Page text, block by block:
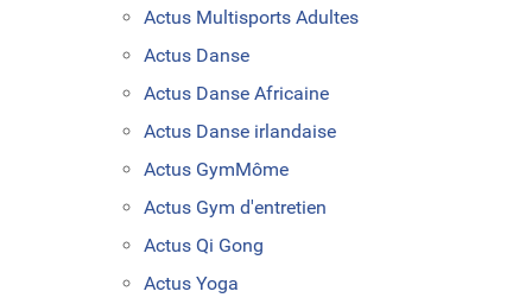
Actus Multisports Adultes
Actus Danse
Actus Danse Africaine
Actus Danse irlandaise
Actus GymMôme
Actus Gym d'entretien
Actus Qi Gong
Actus Yoga